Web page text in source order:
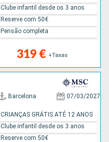
319 € +Taxas
Clube infantil desde os 3 anos
Reserve com 50€
Pensão completa
Barcelona 07/03/2027
CRIANÇAS GRÁTIS ATÉ 12 ANOS
Clube infantil desde os 3 anos
Reserve com 50€